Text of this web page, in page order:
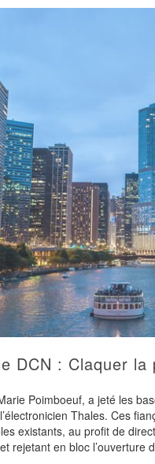
DCN : Claquer
Poimboeuf, a jeté les
Thales. Ces
existants, au profit de
rejetant en bloc